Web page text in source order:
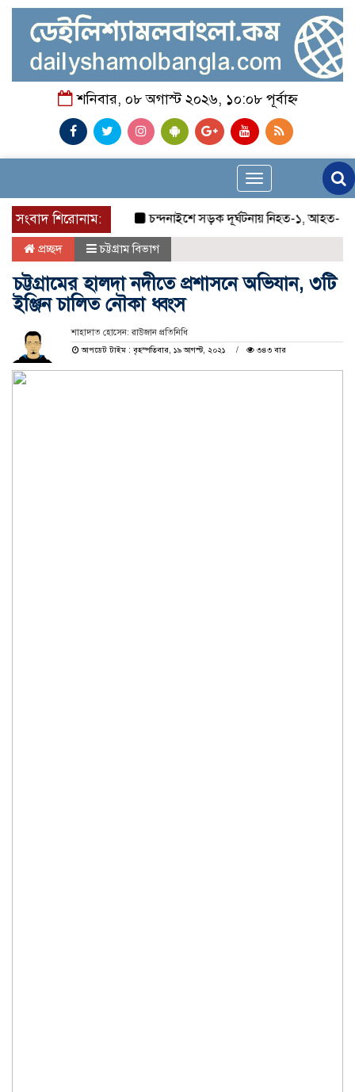
শনিবার, ০৮ অগাস্ট ২০২৬, ১০:০৮ পূর্বাহ্ন
Toggle
navigation
সংবাদ শিরোনাম:
চন্দনাইশে সড়ক দূর্ঘটনায় নিহত-১, আহত-২
প্রচ্ছদ চট্টগ্রাম বিভাগ
চট্টগ্রামের হালদা নদীতে প্রশাসনে অভিযান, ৩টি
ইঞ্জিন চালিত নৌকা ধ্বংস
শাহাদাত হোসেন: রাউজান প্রতিনিধি
আপডেট টাইম : বৃহস্পতিবার, ১৯ আগস্ট, ২০২১
৩৪৩ বার